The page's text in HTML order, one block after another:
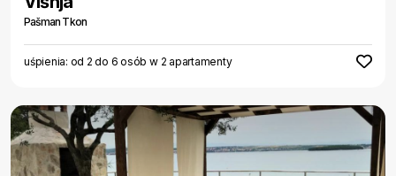
Pašman Tkon
uśpienia: od 2 do 6 osób w 2 apartamenty